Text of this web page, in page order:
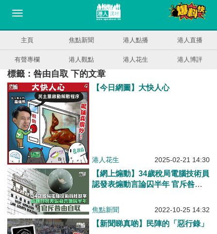
主頁 焦點新聞 港人點播 港人直播
有聲專欄 港人觀點 港人花生 港人博評
標籤：咎由自取 下的文章
【今日網圖】大快人心
港人花生 2025-02-21 14:30
【網上煽動】34歲稅局電腦技術員
認發表煽動言論囚半年 官斥咎由
焦點新聞 2022-10-25 14:32
【新聞睇真啲】民陣的「惡行錄」